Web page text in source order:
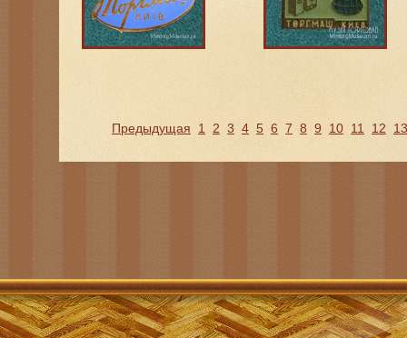
Предыдущая 1 2 3 4 5 6 7 8 9 10 11 12 13